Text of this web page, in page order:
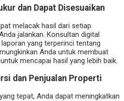
dan Dapat Disesuaikan
melacak hasil dari setiap
jalankan. Konsultan digital
yang terperinci tentang
Anda untuk membuat
mencapai hasil yang lebih baik.
dan Penjualan Properti
tepat, Anda dapat meningkatkan